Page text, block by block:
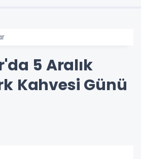
5 Aralık
Kahvesi Günü